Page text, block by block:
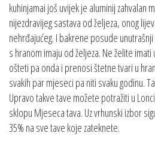
kuhinjamai još uvijek je aluminij zahvalan
nijezdravijeg sastava od željeza, onog
nehrđajućeg. I bakrene posude
s hranom imaju od željeza. Ne želite imati
ošteti pa onda i prenosi štetne tvari u
svakih par mjeseci pa niti svaku godinu.
Upravo takve tave možete potražiti u
sklopu Mjeseca tava. Uz vrhunski izbor
35% na sve tave koje zateknete.